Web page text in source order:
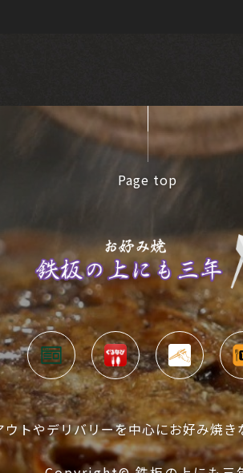
Page top
トやデリバリーを中心にお好み焼